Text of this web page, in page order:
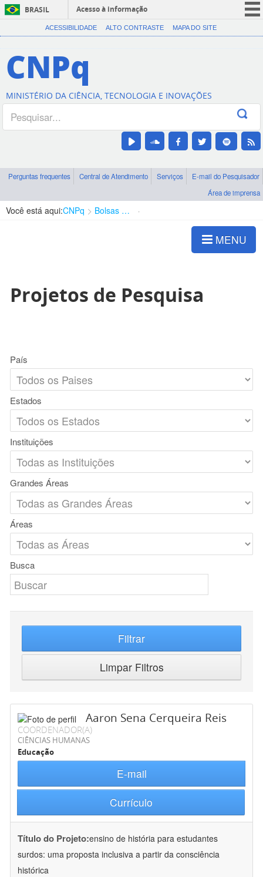
BRASIL
Acesso à informação
CORONAVÍRUS (COVID-19)
Canais
ACESSIBILIDADE ALTO CONTRASTE MAPA DO SITE
CNPq
MINISTÉRIO DA CIÊNCIA, TECNOLOGIA E INOVAÇÕES
Perguntas frequentes Central de Atendimento Serviços
E-mail do Pesquisador
Área de imprensa
Você está aqui:CNPq Bolsas e Auxílios Vigentes
MENU
Projetos de Pesquisa
País
Estados
Instituições
Grandes Áreas
Áreas
Busca
Filtrar
Limpar Filtros
Aaron Sena Cerqueira Reis
COORDENADOR(A)
CIÊNCIAS HUMANAS
Educação
E-mail
Currículo
Título do Projeto:ensino de história para estudantes
surdos: uma proposta inclusiva a partir da consciência
histórica